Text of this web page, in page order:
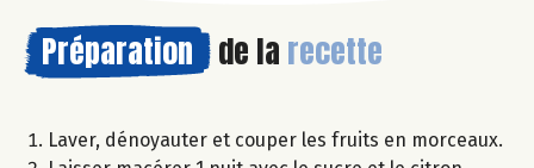
Préparation de la recette
Laver, dénoyauter et couper les fruits en morceaux.